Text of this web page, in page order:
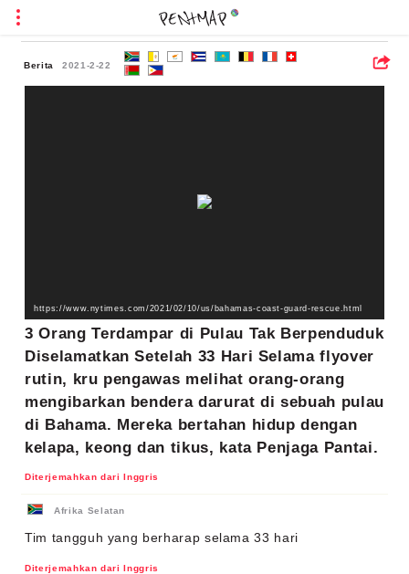
Berita 2021-2-22
https://www.nytimes.com/2021/02/10/us/bahamas-coast-guard-rescue.html
3 Orang Terdampar di Pulau Tak Berpenduduk
Diselamatkan Setelah 33 Hari Selama flyover
rutin, kru pengawas melihat orang-orang
mengibarkan bendera darurat di sebuah pulau
di Bahama. Mereka bertahan hidup dengan
kelapa, keong dan tikus, kata Penjaga Pantai.
Diterjemahkan dari Inggris
Afrika Selatan
Tim tangguh yang berharap selama 33 hari
Diterjemahkan dari Inggris